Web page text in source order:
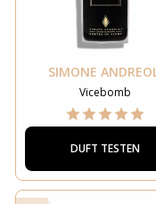
SIMONE
Vicebomb
DUFT TESTEN